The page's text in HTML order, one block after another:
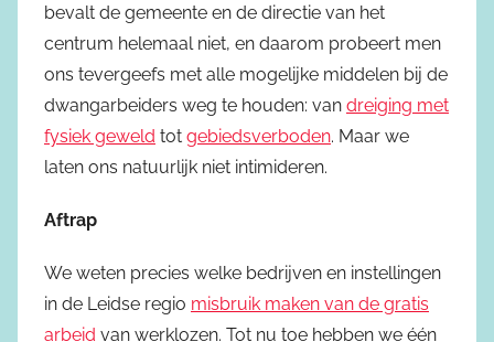
bevalt de gemeente en de directie van het
centrum helemaal niet, en daarom probeert men
ons tevergeefs met alle mogelijke middelen bij de
dwangarbeiders weg te houden: van dreiging met
fysiek geweld tot gebiedsverboden. Maar we
laten ons natuurlijk niet intimideren.
Aftrap
We weten precies welke bedrijven en instellingen
in de Leidse regio misbruik maken van de gratis
arbeid van werklozen. Tot nu toe hebben we één